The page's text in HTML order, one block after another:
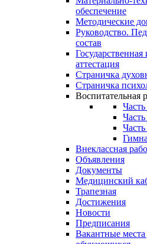
обеспечение
Методические
Руководство.
состав
Государственная
аттестация
Страничка
Страничка
Воспитательная
Внеклассная
Объявления
Документы
Медицинский
Трапезная
Достижения
Новости
Предписания
Вакантные